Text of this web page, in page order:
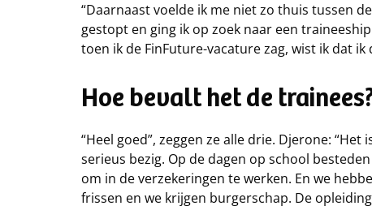
“Daarnaast voelde ik me niet zo thuis tussen
gestopt en ging ik op zoek naar een
toen ik de FinFuture-vacature zag, wist ik dat
Hoe bevalt het de
“Heel goed”, zeggen ze alle drie. Djerone:
serieus bezig. Op de dagen op school
om in de verzekeringen te werken. En we
frissen en we krijgen burgerschap. De